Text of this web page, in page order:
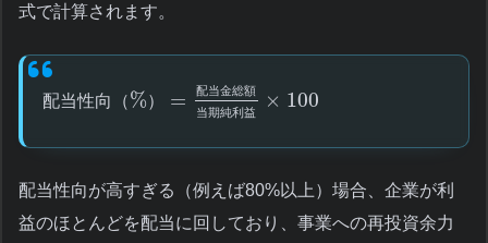
式で計算されます。
配当性向 （%） = 配当金総額
当期純利益
× 100
配当性向が高すぎる（例えば80%以上）場合、企業が利
益のほとんどを配当に回しており、事業への再投資余力